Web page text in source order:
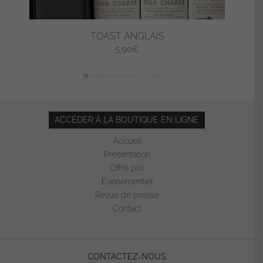
TOAST ANGLAIS
5,90€
ACCÉDER À LA BOUTIQUE EN LIGNE
Accueil
Présentation
Offre pro
Evénementiel
Revue de presse
Contact
CONTACTEZ-NOUS